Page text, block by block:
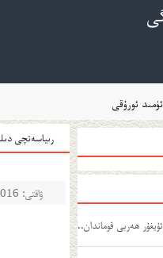
ئۈمىد ئورۇقى
ھەربى قوماندان..
ﺭﯨﻴﺎﺳﻪﺗﭽﻰ
ۋاقتى: 2016-01-13